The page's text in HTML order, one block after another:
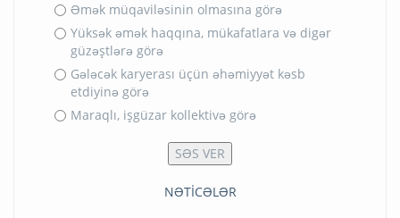
Əmək müqaviləsinin olmasına görə
Yüksək əmək haqqına, mükafatlara və digər
güzəştlərə görə
Gələcək karyerası üçün əhəmiyyət kəsb
etdiyinə görə
Maraqlı, işgüzar kollektivə görə
NƏTİCƏLƏR